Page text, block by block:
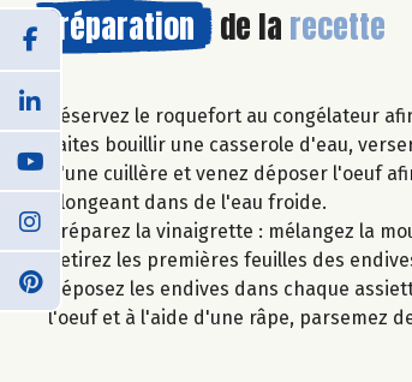
Préparation de la recette
Réservez le roquefort au congélateur
Faites bouillir une casserole d'eau,
d'une cuillère et venez déposer l'oeuf
plongeant dans de l'eau froide.
Préparez la vinaigrette : mélangez la
Retirez les premières feuilles des
Déposez les endives dans chaque
l'oeuf et à l'aide d'une râpe, parsemez